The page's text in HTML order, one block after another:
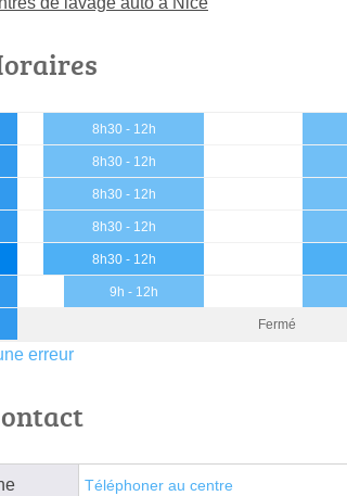
8h30 - 12h
8h30 - 12h
8h30 - 12h
8h30 - 12h
8h30 - 12h
9h - 12h
Fermé
erreur
Téléphoner au centre